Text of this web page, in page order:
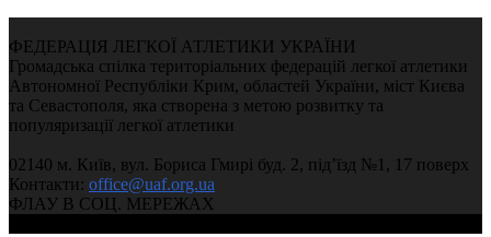
ФЕДЕРАЦІЯ ЛЕГКОЇ АТЛЕТИКИ УКРАЇНИ
Громадська спілка територіальних федерацій легкої атлетики
Автономної Республіки Крим, областей України, міст Києва
та Севастополя, яка створена з метою розвитку та
популяризації легкої атлетики
02140 м. Київ, вул. Бориса Гмирі буд. 2, під’їзд №1, 17 поверх
Контакти: office@uaf.org.ua
ФЛАУ В СОЦ. МЕРЕЖАХ